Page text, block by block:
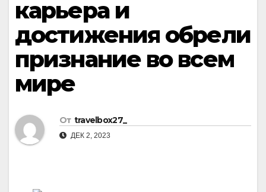
карьера и
достижения обрели
признание во всем
мире
От travelbox27_
ДЕК 2, 2023